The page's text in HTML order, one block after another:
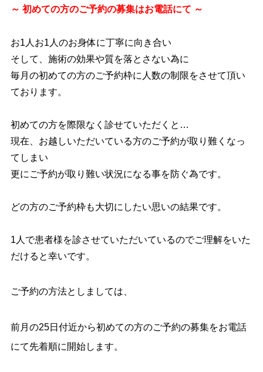
～ 初めての方のご予約の募集はお電話にて ～
お1人お1人のお身体に丁寧に向き合い
そして、施術の効果や質を落とさない為に
毎月の初めての方のご予約枠に人数の制限をさせて頂い
ております。
初めての方を際限なく診せていただくと…
現在、お越しいただいている方のご予約が取り難くなっ
てしまい
更にご予約が取り難い状況になる事を防ぐ為です。
どの方のご予約枠も大切にしたい思いの結果です。
1人で患者様を診させていただいているのでご理解をいた
だけると幸いです。
ご予約の方法としましては、
前月の25日付近から初めての方のご予約の募集をお電話
にて先着順に開始します。